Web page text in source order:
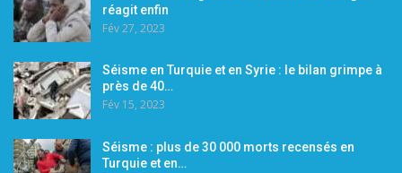
réagit enfin
Fév 27, 2023
Séisme en Turquie et en Syrie : le bilan grimpe à
près de 40…
Fév 15, 2023
Séisme : plus de 30 000 morts recensés en
Turquie et en…